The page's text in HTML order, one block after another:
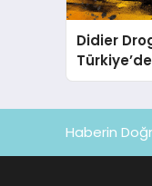
Didier
oldu!
Haberin